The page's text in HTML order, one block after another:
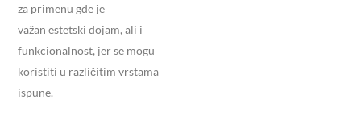
za primenu gde je
važan estetski dojam, ali i
funkcionalnost, jer se mogu
koristiti u različitim vrstama
ispune.